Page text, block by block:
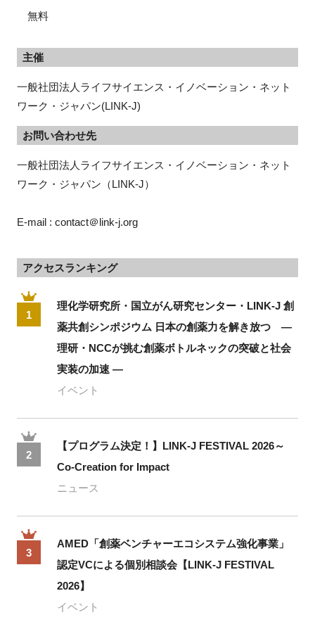
無料
主催
一般社団法人ライフサイエンス・イノベーション・ネット
ワーク・ジャパン(LINK-J)
お問い合わせ先
一般社団法人ライフサイエンス・イノベーション・ネット
ワーク・ジャパン（LINK-J）
E-mail : contact＠link-j.org
アクセスランキング
1
理化学研究所・国立がん研究センター・LINK-J 創
薬共創シンポジウム 日本の創薬力を解き放つ ―
理研・NCCが挑む創薬ボトルネックの突破と社会
実装の加速 ―
イベント
2
【プログラム決定！】LINK-J FESTIVAL 2026～
Co-Creation for Impact
ニュース
3
AMED「創薬ベンチャーエコシステム強化事業」
認定VCによる個別相談会【LINK-J FESTIVAL
2026】
イベント